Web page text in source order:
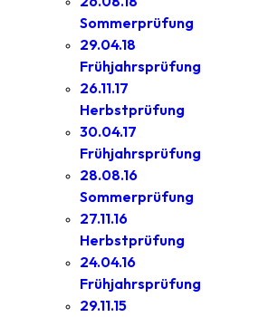
Sommerprüfung
29.04.18
Frühjahrsprüfung
26.11.17
Herbstprüfung
30.04.17
Frühjahrsprüfung
28.08.16
Sommerprüfung
27.11.16
Herbstprüfung
24.04.16
Frühjahrsprüfung
29.11.15